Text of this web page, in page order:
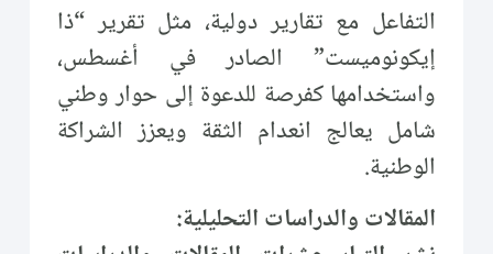
التفاعل مع تقارير دولية، مثل تقرير “ذا
إيكونوميست” الصادر في أغسطس،
واستخدامها كفرصة للدعوة إلى حوار وطني
شامل يعالج انعدام الثقة ويعزز الشراكة
الوطنية.
المقالات والدراسات التحليلية: